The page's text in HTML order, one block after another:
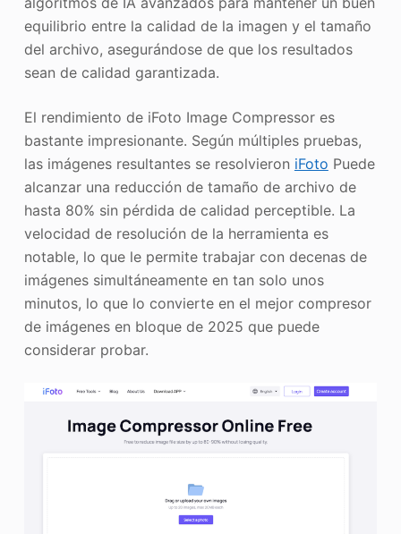
equilibrio entre la calidad de la imagen y el tamaño
del archivo, asegurándose de que los resultados
sean de calidad garantizada.
El rendimiento de iFoto Image Compressor es
bastante impresionante. Según múltiples pruebas,
las imágenes resultantes se resolvieron iFoto Puede
alcanzar una reducción de tamaño de archivo de
hasta 80% sin pérdida de calidad perceptible. La
velocidad de resolución de la herramienta es
notable, lo que le permite trabajar con decenas de
imágenes simultáneamente en tan solo unos
minutos, lo que lo convierte en el mejor compresor
de imágenes en bloque de 2025 que puede
considerar probar.